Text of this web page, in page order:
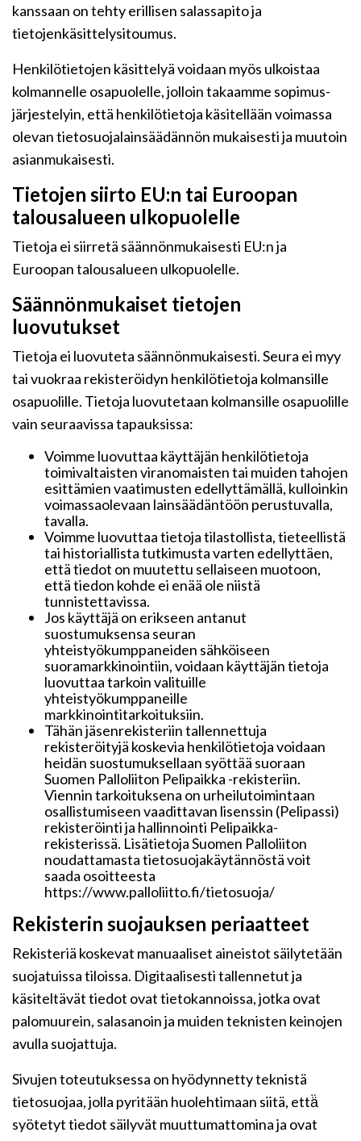
kanssaan on tehty erillisen salassapito ja
tietojenkäsittelysitoumus.
Henkilötietojen käsittelyä voidaan myös ulkoistaa
kolmannelle osapuolelle, jolloin takaamme sopimus-
järjestelyin, että henkilötietoja käsitellään voimassa
olevan tietosuojalainsäädännön mukaisesti ja muutoin
asianmukaisesti.
Tietojen siirto EU:n tai Euroopan
talousalueen ulkopuolelle
Tietoja ei siirretä säännönmukaisesti EU:n ja
Euroopan talousalueen ulkopuolelle.
Säännönmukaiset tietojen
luovutukset
Tietoja ei luovuteta säännönmukaisesti. Seura ei myy
tai vuokraa rekisteröidyn henkilötietoja kolmansille
osapuolille. Tietoja luovutetaan kolmansille osapuolille
vain seuraavissa tapauksissa:
Voimme luovuttaa käyttäjän henkilötietoja
toimivaltaisten viranomaisten tai muiden tahojen
esittämien vaatimusten edellyttämällä, kulloinkin
voimassaolevaan lainsäädäntöön perustuvalla,
tavalla.
Voimme luovuttaa tietoja tilastollista, tieteellistä
tai historiallista tutkimusta varten edellyttäen,
että tiedot on muutettu sellaiseen muotoon,
että tiedon kohde ei enää ole niistä
tunnistettavissa.
Jos käyttäjä on erikseen antanut
suostumuksensa seuran
yhteistyökumppaneiden sähköiseen
suoramarkkinointiin, voidaan käyttäjän tietoja
luovuttaa tarkoin valituille
yhteistyökumppaneille
markkinointitarkoituksiin.
Tähän jäsenrekisteriin tallennettuja
rekisteröityjä koskevia henkilötietoja voidaan
heidän suostumuksellaan syöttää suoraan
Suomen Palloliiton Pelipaikka -rekisteriin.
Viennin tarkoituksena on urheilutoimintaan
osallistumiseen vaadittavan lisenssin (Pelipassi)
rekisteröinti ja hallinnointi Pelipaikka-
rekisterissä. Lisätietoja Suomen Palloliiton
noudattamasta tietosuojakäytännöstä voit
saada osoitteesta
https://www.palloliitto.fi/tietosuoja/
Rekisterin suojauksen periaatteet
Rekisteriä koskevat manuaaliset aineistot säilytetään
suojatuissa tiloissa. Digitaalisesti tallennetut ja
käsiteltävät tiedot ovat tietokannoissa, jotka ovat
palomuurein, salasanoin ja muiden teknisten keinojen
avulla suojattuja.
Sivujen toteutuksessa on hyödynnetty teknistä
tietosuojaa, jolla pyritään huolehtimaan siitä, että̈
syötetyt tiedot säilyvät muuttumattomina ja ovat